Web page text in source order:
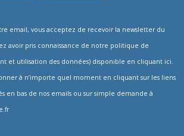
email, vous acceptez de recevoir la newsletter du
avoir pris connaissance de notre politique de
et utilisation des données) disponible en cliquant ici.
à n’importe quel moment en cliquant sur les liens
en bas de nos emails ou sur simple demande à